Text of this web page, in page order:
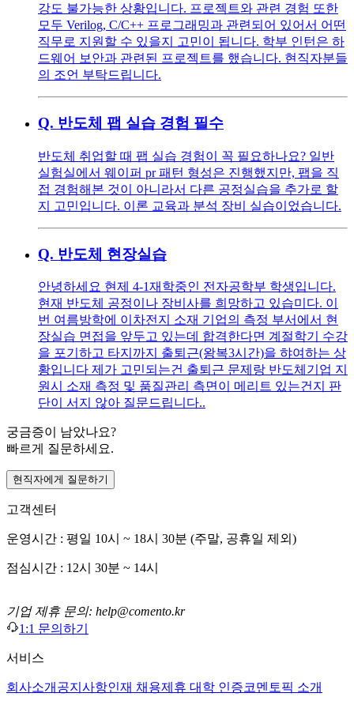
강도 불가능한 상황입니다. 프로젝트와 관련 경험 또한
모두 Verilog, C/C++ 프로그래밍과 관련되어 있어서 어떤
직무로 지원할 수 있을지 고민이 됩니다. 학부 인턴은 하
드웨어 보안과 관련된 프로젝트를 했습니다. 현직자분들
의 조언 부탁드립니다.
Q. 반도체 팹 실습 경험 필수
반도체 취업할 때 팹 실습 경험이 꼭 필요하나요? 일반
실험실에서 웨이퍼 pr 패턴 형성은 진행했지만, 팹을 직
접 경험해본 것이 아니라서 다른 공정실습을 추가로 할
지 고민입니다. 이론 교육과 분석 장비 실습이었습니다.
Q. 반도체 현장실습
안녕하세요 현제 4-1재학중인 전자공학부 학생입니다.
현재 반도체 공정이나 장비사를 희망하고 있습미다. 이
번 여름방학에 이차전지 소재 기업의 측정 부서에서 현
장실습 면접을 앞두고 있는데 합격한다면 계절학기 수강
을 포기하고 타지까지 출퇴근(왕복3시간)을 햐여하는 상
황입니다 제가 고민되는건 출퇴근 문제랑 반도체기업 지
원시 소재 측정 및 품질관리 측면이 메리트 있는건지 판
단이 서지 않아 질문드립니다..
궁금증이 남았나요?
빠르게 질문하세요.
현직자에게 질문하기
고객센터
운영시간 : 평일 10시 ~ 18시 30분 (주말, 공휴일 제외)
점심시간 : 12시 30분 ~ 14시
기업 제휴 문의: help@comento.kr
1:1 문의하기
서비스
회사소개 공지사항인재 채용제휴 대학 인증코멘토픽 소개